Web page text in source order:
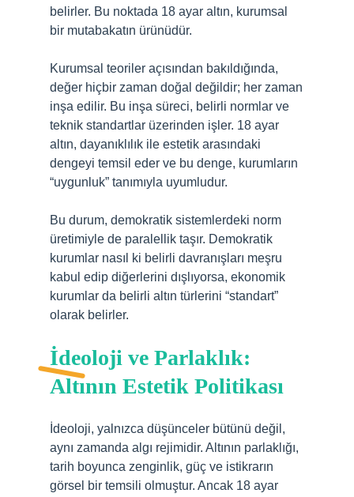
belirler. Bu noktada 18 ayar altın, kurumsal
bir mutabakatın ürünüdür.
Kurumsal teoriler açısından bakıldığında,
değer hiçbir zaman doğal değildir; her zaman
inşa edilir. Bu inşa süreci, belirli normlar ve
teknik standartlar üzerinden işler. 18 ayar
altın, dayanıklılık ile estetik arasındaki
dengeyi temsil eder ve bu denge, kurumların
“uygunluk” tanımıyla uyumludur.
Bu durum, demokratik sistemlerdeki norm
üretimiyle de paralellik taşır. Demokratik
kurumlar nasıl ki belirli davranışları meşru
kabul edip diğerlerini dışlıyorsa, ekonomik
kurumlar da belirli altın türlerini “standart”
olarak belirler.
İdeoloji ve Parlaklık:
Altının Estetik Politikası
İdeoloji, yalnızca düşünceler bütünü değil,
aynı zamanda algı rejimidir. Altının parlaklığı,
tarih boyunca zenginlik, güç ve istikrarın
görsel bir temsili olmuştur. Ancak 18 ayar